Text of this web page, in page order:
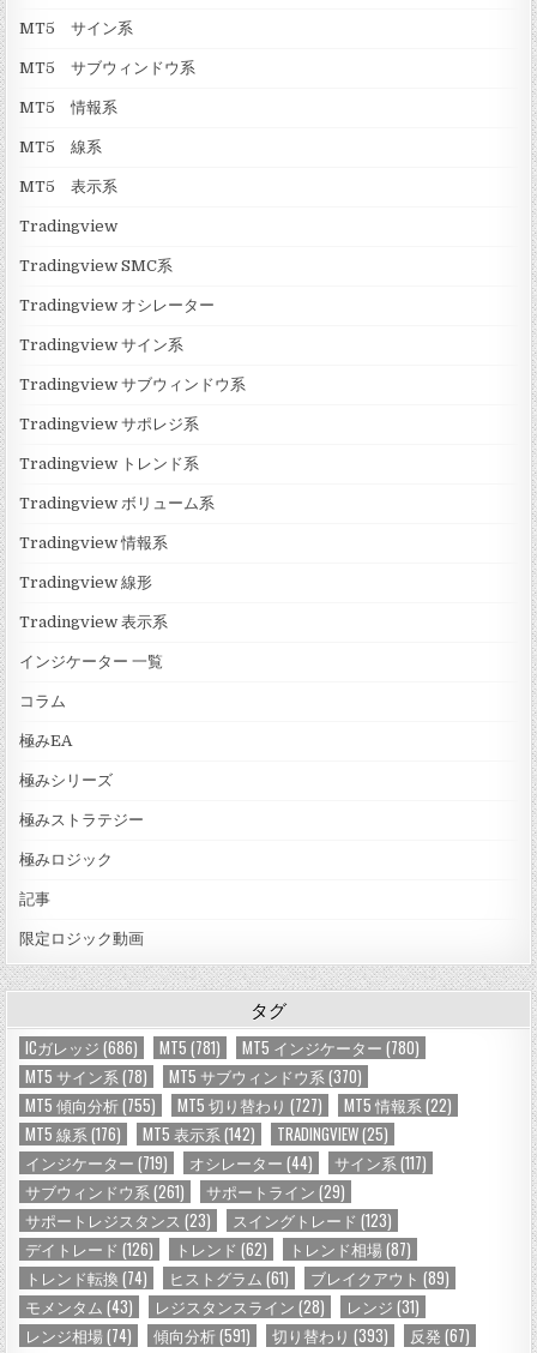
MT5 サイン系
MT5 サブウィンドウ系
MT5 情報系
MT5 線系
MT5 表示系
Tradingview
Tradingview SMC系
Tradingview オシレーター
Tradingview サイン系
Tradingview サブウィンドウ系
Tradingview サポレジ系
Tradingview トレンド系
Tradingview ボリューム系
Tradingview 情報系
Tradingview 線形
Tradingview 表示系
インジケーター 一覧
コラム
極みEA
極みシリーズ
極みストラテジー
極みロジック
記事
限定ロジック動画
タグ
ICガレッジ (686) MT5 (781) MT5 インジケーター (780)
MT5 サイン系(78) MT5 サブウィンドウ系(370)
MT5 傾向分析(755) MT5 切り替わり (727) MT5 情報系(22)
MT5 線系(176) MT5 表示系(142) TRADINGVIEW(25)
インジケーター (719) オシレーター (44) サイン系(117)
サブウィンドウ系(261) サポートライン (29)
サポートレジスタンス (23) スイングトレード (123)
デイトレード (126) トレンド (62) トレンド相場 (87)
トレンド転換 (74) ヒストグラム (61) ブレイクアウト (89)
モメンタム (43) レジスタンスライン (28) レンジ (31)
レンジ相場 (74) 傾向分析(591) 切り替わり (393) 反発 (67)